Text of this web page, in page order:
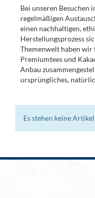
Bei unseren Besuchen
regelmäßigen
einen nachhaltigen,
Herstellungsprozess
Themenwelt haben wir
Premiumtees und
Anbau
ursprüngliches,
Es stehen keine